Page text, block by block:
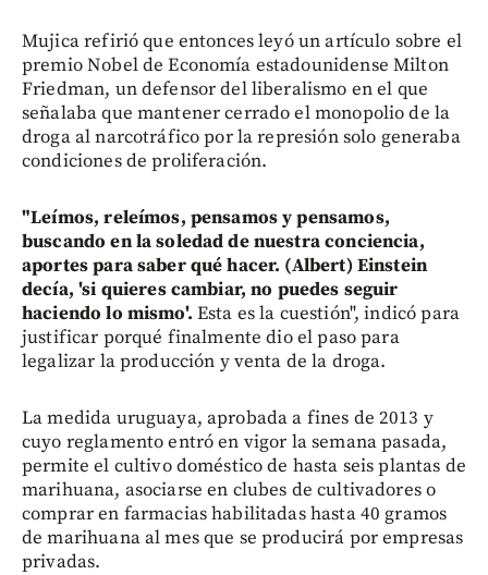
Mujica refirió que entonces leyó un artículo sobre el
premio Nobel de Economía estadounidense Milton
Friedman, un defensor del liberalismo en el que
señalaba que mantener cerrado el monopolio de la
droga al narcotráfico por la represión solo generaba
condiciones de proliferación.
"Leímos, releímos, pensamos y pensamos,
buscando en la soledad de nuestra conciencia,
aportes para saber qué hacer. (Albert) Einstein
decía, 'si quieres cambiar, no puedes seguir
haciendo lo mismo'. Esta es la cuestión", indicó para
justificar porqué finalmente dio el paso para
legalizar la producción y venta de la droga.
La medida uruguaya, aprobada a fines de 2013 y
cuyo reglamento entró en vigor la semana pasada,
permite el cultivo doméstico de hasta seis plantas de
marihuana, asociarse en clubes de cultivadores o
comprar en farmacias habilitadas hasta 40 gramos
de marihuana al mes que se producirá por empresas
privadas.